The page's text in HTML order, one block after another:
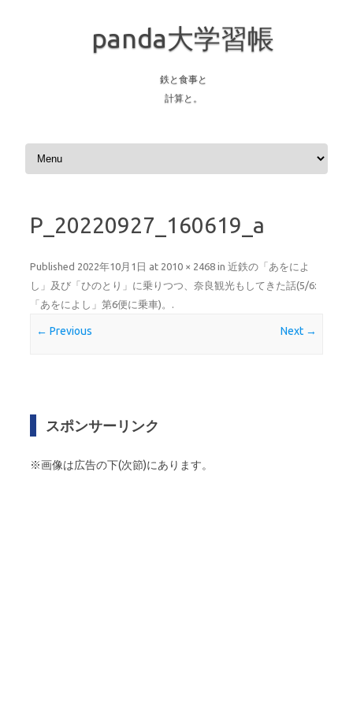
panda大学習帳
鉄と食事と
計算と。
Skip to content
P_20220927_160619_a
Published 2022年10月1日 at 2010 × 2468 in 近鉄の「あをによ
し」及び「ひのとり」に乗りつつ、奈良観光もしてきた話(5/6:
「あをによし」第6便に乗車)。 .
← Previous Next →
スポンサーリンク
※画像は広告の下(次節)にあります。